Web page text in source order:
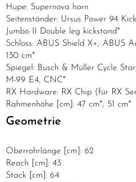
Hupe: Supernova horn
Seitenständer: Ursus Power 94
Jumbo II Double leg kickstand*
Schloss: ABUS Shield X+; ABUS
130 cm*
Spiegel: Busch & Müller Cycle
M-99 E4, CNC*
RX Hardware: RX Chip (für RX
Rahmenhöhe [cm]: 47 cm*; 51 cm*
Geometrie
Oberrohrlänge [cm]: 62
Reach [cm]: 43
Stack [cm]: 64